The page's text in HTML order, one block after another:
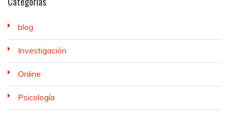
blog
Investigación
Online
Psicología